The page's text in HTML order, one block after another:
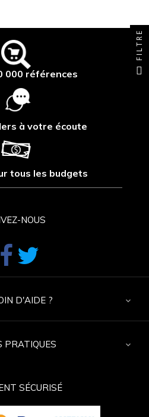
000 références
à votre écoute
tous les budgets
NOUS
FacebookTwitter
D'AIDE ? 
PRATIQUES 
SÉCURISÉ
FILTRE